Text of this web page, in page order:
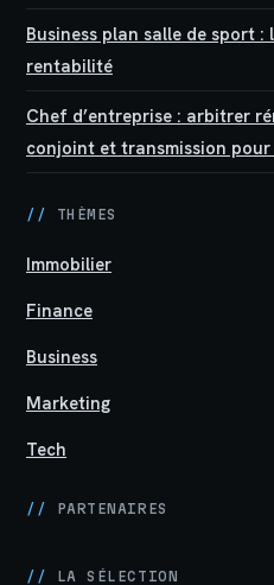
Business plan salle de sport
rentabilité
Chef d’entreprise : arbitrer
conjoint et transmission
// THÈMES
Immobilier
Finance
Business
Marketing
Tech
// PARTENAIRES
// LA SÉLECTION